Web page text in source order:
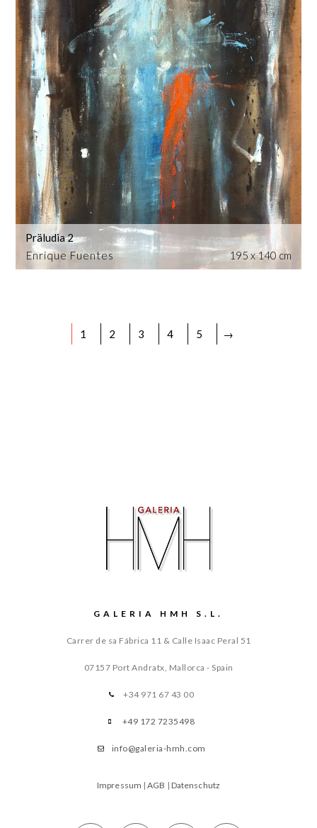
Enrique Fuentes
Präludia 2
195 x 140 cm
1 2 3 4 5 →
GALERIA HMH S.L.
Carrer de sa Fábrica 11 & Calle Isaac Peral 51
07157 Port Andratx, Mallorca - Spain
+34 971 67 43 00
+49 172 7235498
info@galeria-hmh.com
Impressum |AGB | Datenschutz